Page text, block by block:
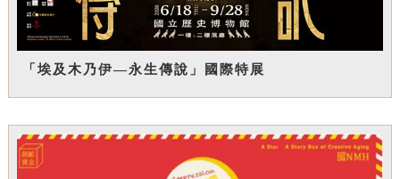
「埃及木乃伊—永生傳說」國際特展